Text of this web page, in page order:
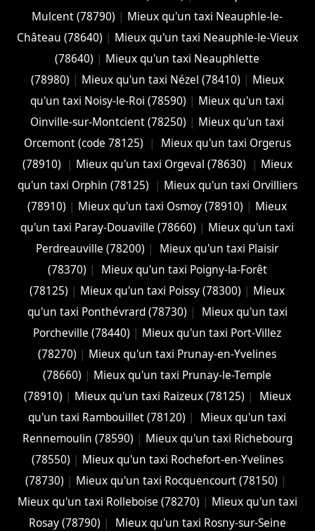
Mulcent (78790) | Mieux qu'un taxi Neauphle-le-
Château (78640) | Mieux qu'un taxi Neauphle-le-Vieux
(78640) | Mieux qu'un taxi Neauphlette
(78980) | Mieux qu'un taxi Nézel (78410) | Mieux
qu'un taxi Noisy-le-Roi (78590) | Mieux qu'un taxi
Oinville-sur-Montcient (78250) | Mieux qu'un taxi
Orcemont (code 78125)
|
Mieux qu'un taxi Orgerus
(78910)
| Mieux qu'un taxi Orgeval (78630) | Mieux
qu'un taxi Orphin (78125)
| Mieux qu'un taxi Orvilliers
(78910) | Mieux qu'un taxi Osmoy (78910) | Mieux
qu'un taxi Paray-Douaville (78660) | Mieux qu'un taxi
Perdreauville (78200) |
Mieux qu'un taxi Plaisir
(78370) |
Mieux qu'un taxi Poigny-la-Forêt
(78125) | Mieux qu'un taxi Poissy (78300) | Mieux
qu'un taxi Ponthévrard (78730) |
Mieux qu'un taxi
Porcheville (78440) | Mieux qu'un taxi Port-Villez
(78270) | Mieux qu'un taxi Prunay-en-Yvelines
(78660) | Mieux qu'un taxi Prunay-le-Temple
(78910) | Mieux qu'un taxi Raizeux (78125) |
Mieux
qu'un taxi Rambouillet (78120) |
Mieux qu'un taxi
Rennemoulin (78590) | Mieux qu'un taxi Richebourg
(78550) | Mieux qu'un taxi Rochefort-en-Yvelines
(78730) | Mieux qu'un taxi Rocquencourt (78150) |
Mieux qu'un taxi Rolleboise (78270) | Mieux qu'un taxi
Rosay (78790) |
Mieux qu'un taxi Rosny-sur-Seine